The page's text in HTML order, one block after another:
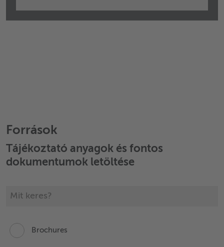
Források
Tájékoztató anyagok és fontos
dokumentumok letöltése
Brochures